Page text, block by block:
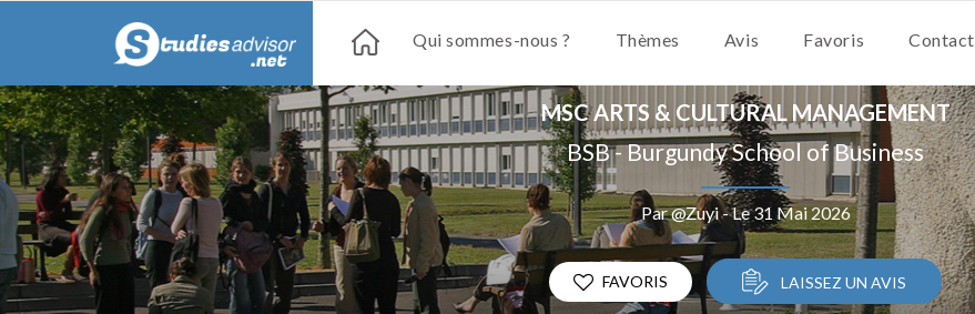
Qui sommes-nous ? Thèmes Avis Favoris Contact
MSC ARTS & CULTURAL MANAGEMENT
BSB - Burgundy School of Business
Par @Zuyi - Le 31 Mai 2026
FAVORIS LAISSEZ UN AVIS